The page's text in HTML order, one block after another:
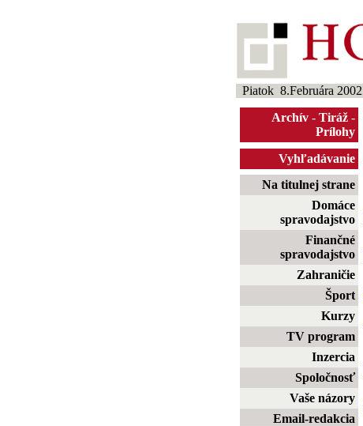
Piatok 8.Februára 2002
Archív - Tiráž -
Prílohy
Vyhľadávanie
Na titulnej strane
Domáce
spravodajstvo
Finančné
spravodajstvo
Zahraničie
Šport
Kurzy
TV program
Inzercia
Spoločnosť
Vaše názory
Email-redakcia